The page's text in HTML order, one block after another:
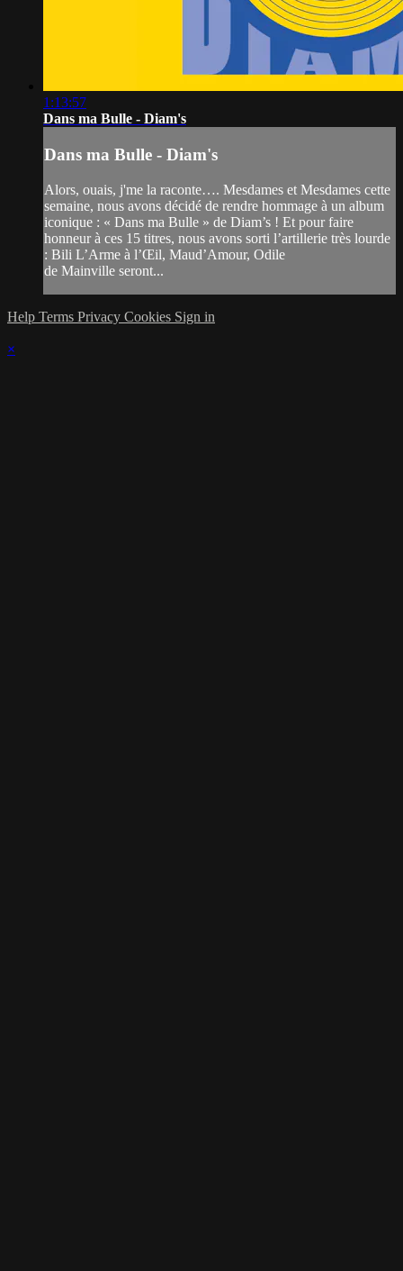
1:13:57
Dans ma Bulle - Diam's
Dans ma Bulle - Diam's
Alors, ouais, j'me la raconte…. Mesdames et Mesdames cette
semaine, nous avons décidé de rendre hommage à un album
iconique : « Dans ma Bulle » de Diam’s ! Et pour faire
honneur à ces 15 titres, nous avons sorti l’artillerie très lourde
: Bili L’Arme à l’Œil, Maud’Amour, Odile
de Mainville seront...
Help Terms Privacy Cookies Sign in
×